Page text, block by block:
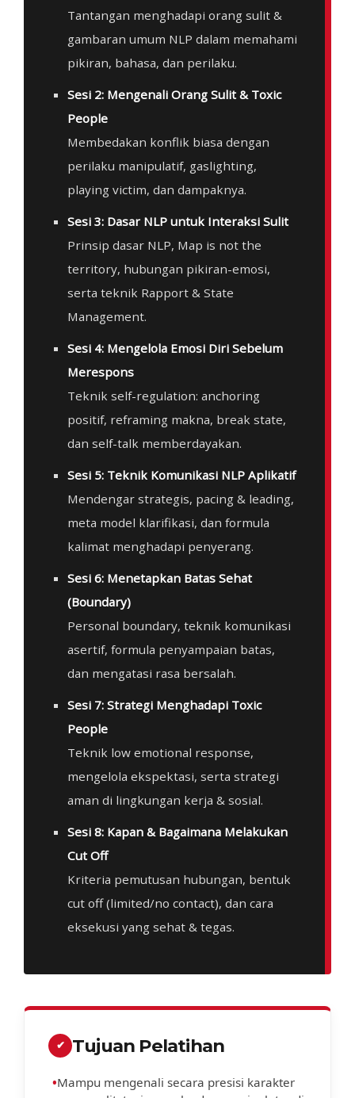
Tantangan menghadapi orang sulit &
gambaran umum NLP dalam memahami
pikiran, bahasa, dan perilaku.
Sesi 2: Mengenali Orang Sulit & Toxic
People
Membedakan konflik biasa dengan
perilaku manipulatif, gaslighting,
playing victim, dan dampaknya.
Sesi 3: Dasar NLP untuk Interaksi Sulit
Prinsip dasar NLP, Map is not the
territory, hubungan pikiran-emosi,
serta teknik Rapport & State
Management.
Sesi 4: Mengelola Emosi Diri Sebelum
Merespons
Teknik self-regulation: anchoring
positif, reframing makna, break state,
dan self-talk memberdayakan.
Sesi 5: Teknik Komunikasi NLP Aplikatif
Mendengar strategis, pacing & leading,
meta model klarifikasi, dan formula
kalimat menghadapi penyerang.
Sesi 6: Menetapkan Batas Sehat
(Boundary)
Personal boundary, teknik komunikasi
asertif, formula penyampaian batas,
dan mengatasi rasa bersalah.
Sesi 7: Strategi Menghadapi Toxic
People
Teknik low emotional response,
mengelola ekspektasi, serta strategi
aman di lingkungan kerja & sosial.
Sesi 8: Kapan & Bagaimana Melakukan
Cut Off
Kriteria pemutusan hubungan, bentuk
cut off (limited/no contact), dan cara
eksekusi yang sehat & tegas.
✔ Tujuan Pelatihan
•Mampu mengenali secara presisi karakter